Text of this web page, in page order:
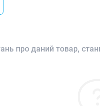
про даний товар,